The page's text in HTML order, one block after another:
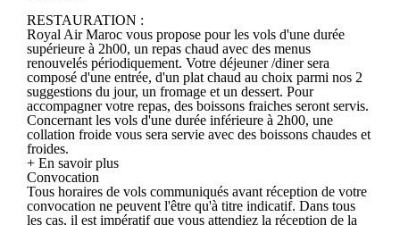
RESTAURATION :
Royal Air Maroc vous propose pour les vols d'une durée
supérieure à 2h00, un repas chaud avec des menus
renouvelés périodiquement. Votre déjeuner /diner sera
composé d'une entrée, d'un plat chaud au choix parmi nos 2
suggestions du jour, un fromage et un dessert. Pour
accompagner votre repas, des boissons fraiches seront servis.
Concernant les vols d'une durée inférieure à 2h00, une
collation froide vous sera servie avec des boissons chaudes et
froides.
+ En savoir plus
Convocation
Tous horaires de vols communiqués avant réception de votre
convocation ne peuvent l'être qu'à titre indicatif. Dans tous
les cas, il est impératif que vous attendiez la réception de la